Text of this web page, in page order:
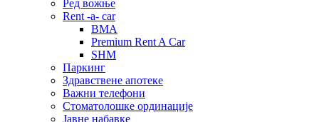
Ред вожње
Rent -a- car
BMA
Premium Rent A Car
SHM
Паркинг
Здравствене апотеке
Важни телефони
Стоматолошке ординације
Јавне набавке